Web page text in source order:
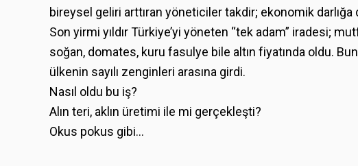
bireysel geliri arttıran yöneticiler takdir; ekonomik
Son yirmi yıldır Türkiye’yi yöneten “tek adam” iradesi;
soğan, domates, kuru fasulye bile altın fiyatında oldu.
ülkenin sayılı zenginleri arasına girdi.
Nasıl oldu bu iş?
Alın teri, aklın üretimi ile mi gerçekleşti?
Okus pokus gibi…